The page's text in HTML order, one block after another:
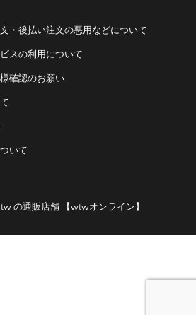
・後払い注文の悪用などについて
スの利用について
確認のお願い
いて
の通販店舗 【wtwオンライン】